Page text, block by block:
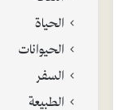
الحياة
الحيوانات
السفر
الطبيعة